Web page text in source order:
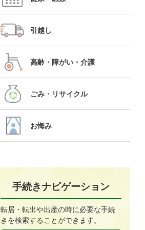
引越し
高齢・障がい・介護
ごみ・リサイクル
お悔み
手続きナビゲーション
転居・転出や出産の時に必要な手続
きを検索することができます。